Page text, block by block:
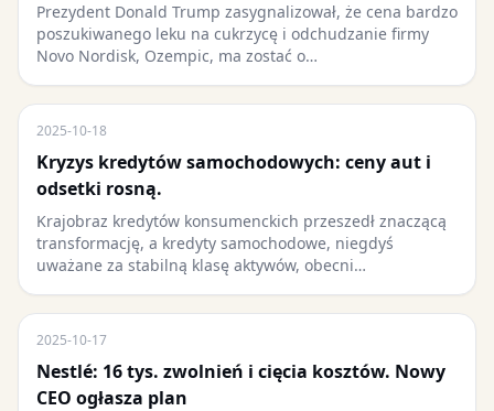
Prezydent Donald Trump zasygnalizował, że cena bardzo
poszukiwanego leku na cukrzycę i odchudzanie firmy
Novo Nordisk, Ozempic, ma zostać o…
2025-10-18
Kryzys kredytów samochodowych: ceny aut i
odsetki rosną.
Krajobraz kredytów konsumenckich przeszedł znaczącą
transformację, a kredyty samochodowe, niegdyś
uważane za stabilną klasę aktywów, obecni…
2025-10-17
Nestlé: 16 tys. zwolnień i cięcia kosztów. Nowy
CEO ogłasza plan